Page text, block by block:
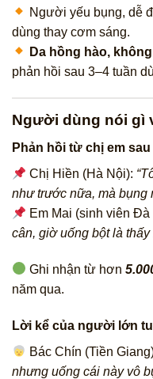
Người yếu bụng, dễ
dùng thay cơm sáng.
Da hồng hào,
phản hồi sau 3–4 tuần
Người dùng nói gì
Phản hồi từ chị em
Chị Hiền (Hà Nội):
như trước nữa, mà bụng
Em Mai (sinh viên Đà
cân, giờ uống bột là
Ghi nhận từ hơn
năm qua.
Lời kể của người lớn
Bác Chín (Tiền
nhưng uống cái này vô